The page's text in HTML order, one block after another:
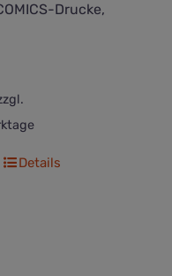
Drucke,
Details